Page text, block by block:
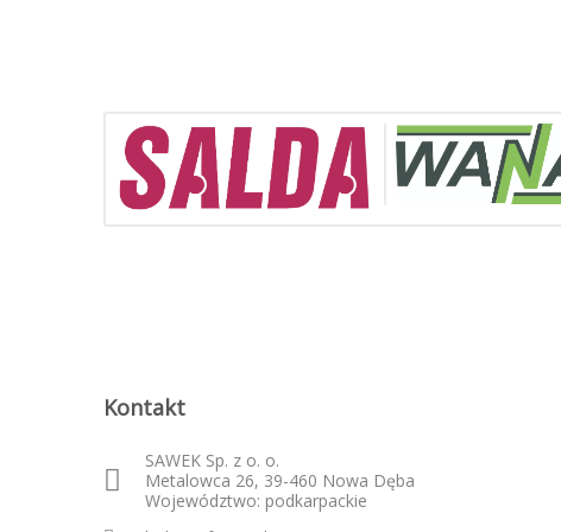
Kontakt
SAWEK Sp. z o. o.
Metalowca 26, 39-460 Nowa Dęba
Województwo: podkarpackie